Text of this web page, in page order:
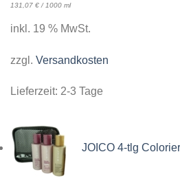
131,07 € / 1000 ml
inkl. 19 % MwSt.
zzgl. Versandkosten
Lieferzeit: 2-3 Tage
JOICO 4-tlg